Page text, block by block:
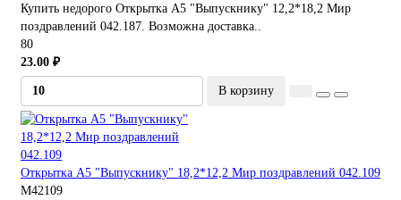
Купить недорого Открытка А5 "Выпускнику" 12,2*18,2 Мир
поздравлений 042.187. Возможна доставка..
80
23.00 ₽
В корзину
Открытка А5 "Выпускнику" 18,2*12,2 Мир поздравлений 042.109
М42109